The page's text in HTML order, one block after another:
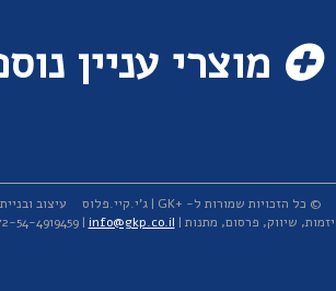
מוצרי עניין
עיצוב
© כל הזכויות שמורות ל- +GK | ג'י.קיי.פלוס
יזמות, שיווק, פרסום, מתנות | T. +972-3-5491188 | M. +972-54-4919459 | info@gkp.co.il